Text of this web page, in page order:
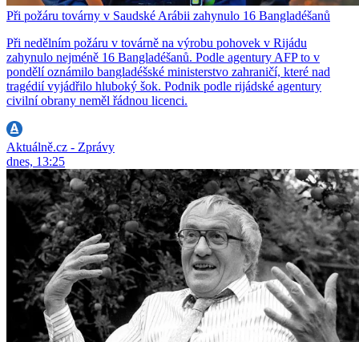
Při požáru továrny v Saudské Arábii zahynulo 16 Bangladéšanů
Při nedělním požáru v továrně na výrobu pohovek v Rijádu
zahynulo nejméně 16 Bangladéšanů. Podle agentury AFP to v
pondělí oznámilo bangladéšské ministerstvo zahraničí, které nad
tragédií vyjádřilo hluboký šok. Podnik podle rijádské agentury
civilní obrany neměl řádnou licenci.
Aktuálně.cz - Zprávy
dnes, 13:25